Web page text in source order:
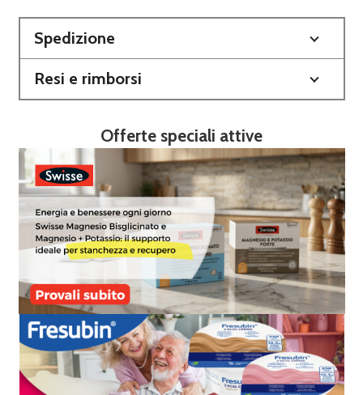
Spedizione
Resi e rimborsi
Offerte speciali attive